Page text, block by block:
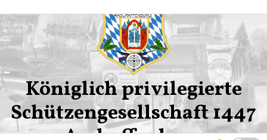
Inhalt
springen
Königlich privilegierte
Schützengesellschaft 1447